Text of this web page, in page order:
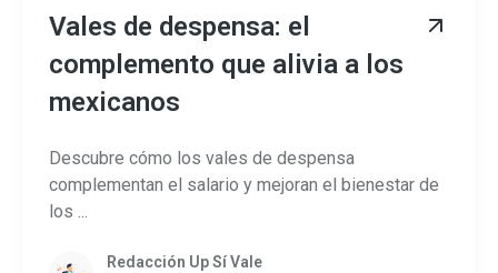
Vales de despensa: el
complemento que alivia a los
mexicanos
Descubre cómo los vales de despensa
complementan el salario y mejoran el bienestar de
los ...
Redacción Up Sí Vale